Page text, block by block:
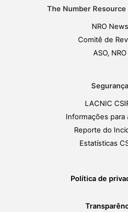
The Number
NRO News
Comitê de
ASO, NRO
Segurança
LACNIC
Informações para
Reporte do
Estatísticas
Política de